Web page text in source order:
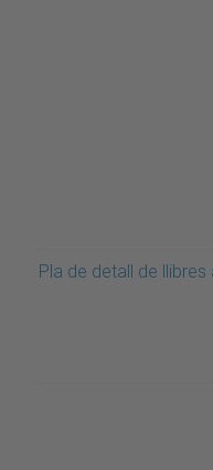
Pla de detall de